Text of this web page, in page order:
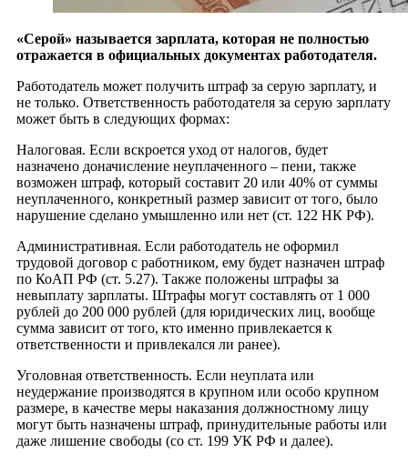
«Серой» называется зарплата, которая не полностью
отражается в официальных документах работодателя.
Работодатель может получить штраф за серую зарплату, и
не только. Ответственность работодателя за серую зарплату
может быть в следующих формах:
Налоговая. Если вскроется уход от налогов, будет
назначено доначисление неуплаченного – пени, также
возможен штраф, который составит 20 или 40% от суммы
неуплаченного, конкретный размер зависит от того, было
нарушение сделано умышленно или нет (ст. 122 НК РФ).
Административная. Если работодатель не оформил
трудовой договор с работником, ему будет назначен штраф
по КоАП РФ (ст. 5.27). Также положены штрафы за
невыплату зарплаты. Штрафы могут составлять от 1 000
рублей до 200 000 рублей (для юридических лиц, вообще
сумма зависит от того, кто именно привлекается к
ответственности и привлекался ли ранее).
Уголовная ответственность. Если неуплата или
неудержание производятся в крупном или особо крупном
размере, в качестве меры наказания должностному лицу
могут быть назначены штраф, принудительные работы или
даже лишение свободы (со ст. 199 УК РФ и далее).